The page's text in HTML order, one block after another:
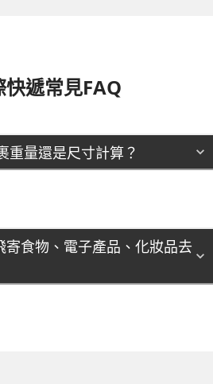
快遞常見FAQ
重量還是尺寸計算？
寄食物、電子產品、化妝品去